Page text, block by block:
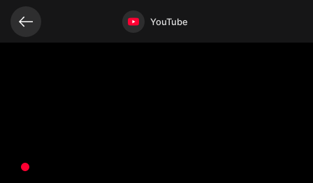
Video opened YouTube
Related videos